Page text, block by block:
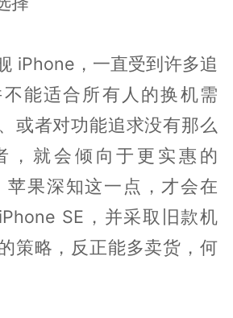
iPhone，一直受到许多追
能适合所有人的换机需
或者对功能追求没有那么
，就会倾向于更实惠的
苹果深知这一点，才会在
SE，并采取旧款机
策略，反正能多卖货，何